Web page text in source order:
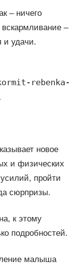
– ничего
вскармливание –
и удачи.
rebenka-
новое
и физических
пройти
сюрпризы.
к этому
подробностей.
малыша